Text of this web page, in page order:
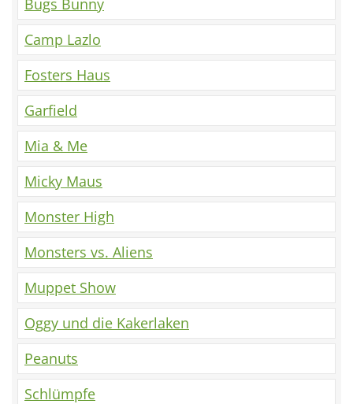
Bugs Bunny
Camp Lazlo
Fosters Haus
Garfield
Mia & Me
Micky Maus
Monster High
Monsters vs. Aliens
Muppet Show
Oggy und die Kakerlaken
Peanuts
Schlümpfe